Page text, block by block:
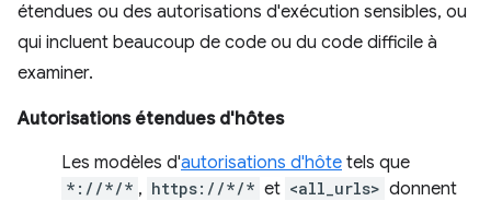
étendues ou des autorisations d'exécution sensibles, ou
qui incluent beaucoup de code ou du code difficile à
examiner.
Autorisations étendues d'hôtes
Les modèles d'autorisations d'hôte tels que
*://*/* , https://*/* et <all_urls> donnent